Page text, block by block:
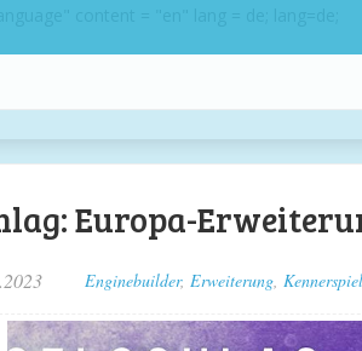
Europa-
Enginebuilder, Erweiterung, Kennerspiel